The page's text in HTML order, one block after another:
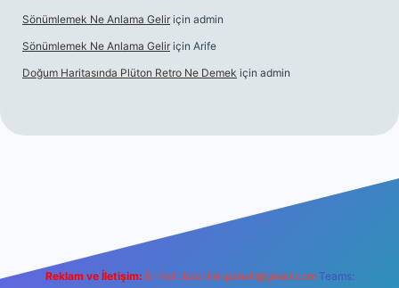
Sönümlemek Ne Anlama Gelir için admin
Sönümlemek Ne Anlama Gelir için Arife
Doğum Haritasında Plüton Retro Ne Demek için admin
Reklam ve İletişim: E-mail: backlinkpaneli@gmail.com Teams: